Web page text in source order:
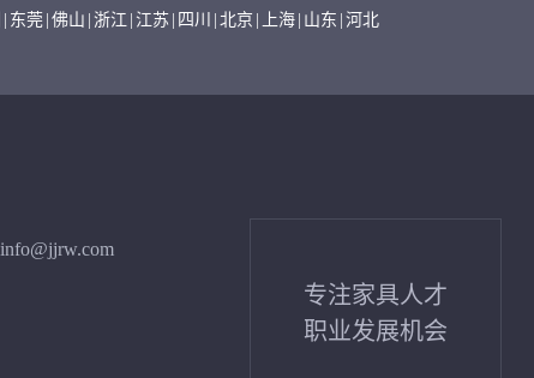
东莞 佛山 浙江 江苏 四川 北京 上海 山东 河北
info@jjrw.com
专注家具人才
职业发展机会